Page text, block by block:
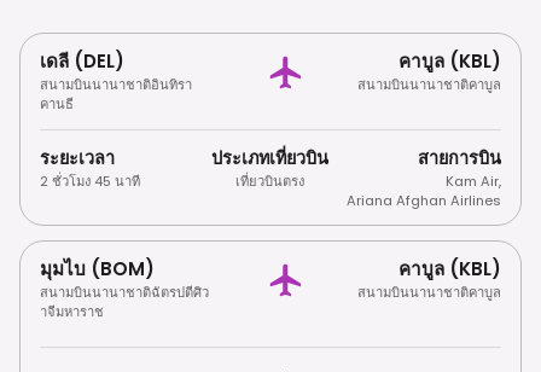
เดลี (DEL)
สนามบินนานาชาติอินทิรา
คานธี
คาบูล (KBL)
สนามบินนานาชาติคาบูล
ระยะเวลา
2 ชั่วโมง 45 นาที
ประเภทเที่ยวบิน
เที่ยวบินตรง
สายการบิน
Kam Air,
Ariana Afghan Airlines
มุมไบ (BOM)
สนามบินนานาชาติฉัตรปตีศิว
าจีมหาราช
คาบูล (KBL)
สนามบินนานาชาติคาบูล